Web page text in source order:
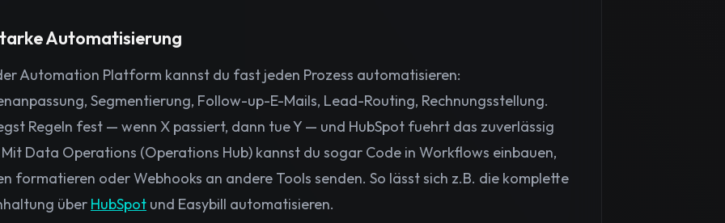
Automatisierung
Automation Platform kannst du fast jeden Prozess automatisieren:
Segmentierung, Follow-up-E-Mails, Lead-Routing, Rechnungsstellung.
Regeln fest — wenn X passiert, dann tue Y — und HubSpot fuehrt das zuverlässig
Data Operations (Operations Hub) kannst du sogar Code in Workflows einbauen,
formatieren oder Webhooks an andere Tools senden. So lässt sich z.B. die komplette
über HubSpot und Easybill automatisieren.